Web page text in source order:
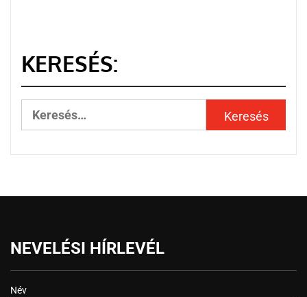
KERESÉS:
NEVELÉSI HÍRLEVÉL
Név